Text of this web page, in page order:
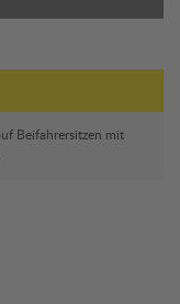
Beifahrersitzen mit